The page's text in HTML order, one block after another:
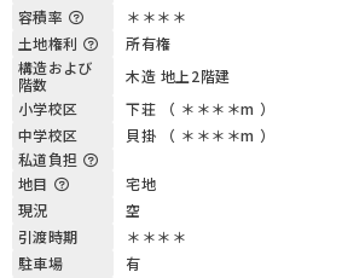
容積率
＊＊＊＊
土地権利
所有権
構造および
階数
木造 地上2階建
小学校区
下荘 （ ＊＊＊＊m ）
中学校区
貝掛 （ ＊＊＊＊m ）
私道負担
地目
宅地
現況
空
引渡時期
＊＊＊＊
駐車場
有